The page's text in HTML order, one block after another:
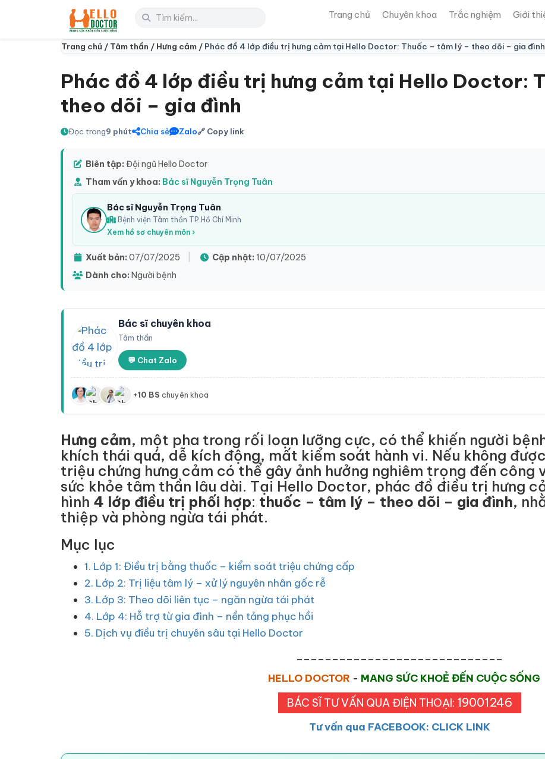
Trang chủ Chuyên khoa Trắc nghiệm Giới
Trang chủ / Tâm thần / Hưng cảm / Phác đồ 4 lớp điều trị hưng cảm tại Hello Doctor: Thuốc – tâm lý – theo dõi – gia đình
Phác đồ 4 lớp điều trị hưng cảm tại Hello Doctor:
theo dõi – gia đình
Đọc trong9 phút Chia sẻ Zalo🔗 Copy link
Biên tập: Đội ngũ Hello Doctor
Tham vấn y khoa: Bác sĩ Nguyễn Trọng Tuân
Bác sĩ Nguyễn Trọng Tuân
Bệnh viện Tâm thần TP Hồ Chí Minh
Xem hồ sơ chuyên môn ›
Xuất bản: 07/07/2025 Cập nhật: 10/07/2025
Dành cho: Người bệnh
Bác sĩ chuyên khoa
Tâm thần
💬 Chat Zalo
+10 BS chuyên khoa
Hưng cảm, một pha trong rối loạn lưỡng cực, có thể khiến người
khích thái quá, dễ kích động, mất kiểm soát hành vi. Nếu không
triệu chứng hưng cảm có thể gây ảnh hưởng nghiêm trọng đến công
sức khỏe tâm thần lâu dài. Tại Hello Doctor, phác đồ điều trị hưng
hình 4 lớp điều trị phối hợp: thuốc – tâm lý – theo dõi – gia đình,
thiệp và phòng ngừa tái phát.
Mục lục
1. Lớp 1: Điều trị bằng thuốc – kiểm soát triệu chứng cấp
2. Lớp 2: Trị liệu tâm lý – xử lý nguyên nhân gốc rễ
3. Lớp 3: Theo dõi liên tục – ngăn ngừa tái phát
4. Lớp 4: Hỗ trợ từ gia đình – nền tảng phục hồi
5. Dịch vụ điều trị chuyên sâu tại Hello Doctor
HELLO DOCTOR - MANG SỨC KHOẺ ĐẾN CUỘC SỐNG
BÁC SĨ TƯ VẤN QUA ĐIỆN THOẠI: 19001246
Tư vấn qua FACEBOOK: CLICK LINK